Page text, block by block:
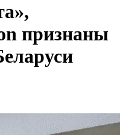
признаны